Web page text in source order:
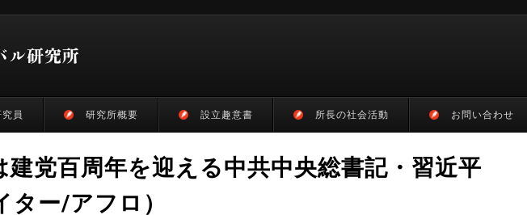
究員 研究所概要 設立趣意書 所長の社会活動 お問い合わせ
建党百周年を迎える中共中央総書記・習近平
ター/アフロ）